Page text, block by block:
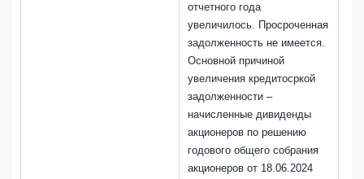
отчетного года
увеличилось. Просроченная
задолженность не имеется.
Основной причиной
увеличения кредитосркой
задолженности –
начисленные дивиденды
акционеров по решению
годового общего собрания
акционеров от 18.06.2024